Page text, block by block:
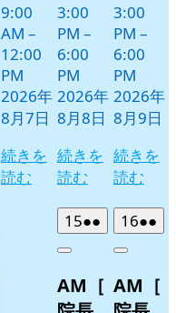
9:00
AM –
12:00
PM
2026年
8月7日
続きを
読む
3:00
PM –
6:00
PM
2026年
8月8日
続きを
読む
3:00
PM –
6:00
PM
2026年
8月9日
続きを
読む
152026
年
月
15
●●
件
イ
ベ
Close
AM［
162026
年
月
16
●●
件
イ
Close
AM［